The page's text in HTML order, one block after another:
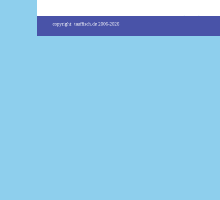
copyright: tauffisch.de 2006-2026